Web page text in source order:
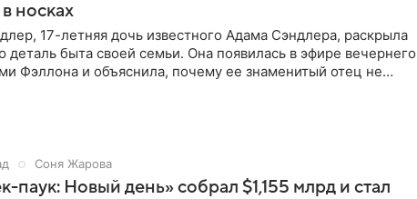
носках
17-летняя дочь известного Адама Сэндлера, раскрыла
деталь быта своей семьи. Она появилась в эфире вечернего
Фэллона и объяснила, почему ее знаменитый отец не
Соня Жарова
паук: Новый день» собрал $1,155 млрд и стал